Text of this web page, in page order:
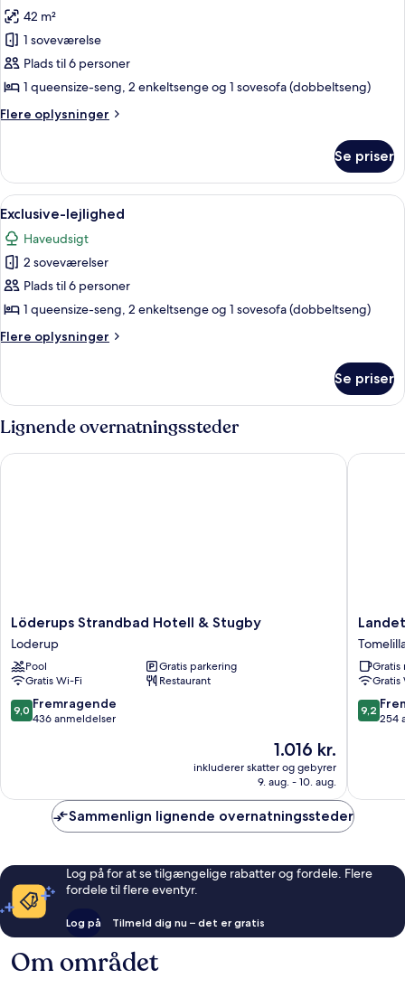
af
Exclusive-
lejlighed
42 m²
1 soveværelse
Plads til 6 personer
1 queensize-seng, 2 enkeltsenge og 1 sovesofa (dobbeltseng)
Flere oplysninger
Flere
lejlighed
Se priser
Indlæs
alle
billeder
af
Exclusive-
lejlighed
En moderne bygning med hvid
15
Exclusive-lejlighed
Haveudsigt
2 soveværelser
Plads til 6 personer
1 queensize-seng, 2 enkeltsenge og 1 sovesofa (dobbeltseng)
Flere oplysninger
Flere
lejlighed
Se priser
Lignende overnatningssteder
Löderups
Strandbad
Hotell
&
Stugby
Loderup
Löderups Strandbad Hotell & Stugby
Loderup
Pool
Gratis parkering
Gratis Wi-Fi
Restaurant
9.0
ud
anmeldelser
9,0 Fremragende
436 anmeldelser
Prisen
1.016 kr.
1.016 kr.
inkluderer skatter og gebyrer
9. aug. - 10. aug.
Löderups Strandbad Hotell & Stugby
Landet
Bed
and
Tomelilla
Gratis
Gratis
9.2
ud
9,2
254
Landet
Sammenlign lignende overnatningssteder
Log på for at se tilgængelige rabatter og fordele. Flere
fordele til flere eventyr.
Log på Tilmeld dig nu – det er gratis
Om området